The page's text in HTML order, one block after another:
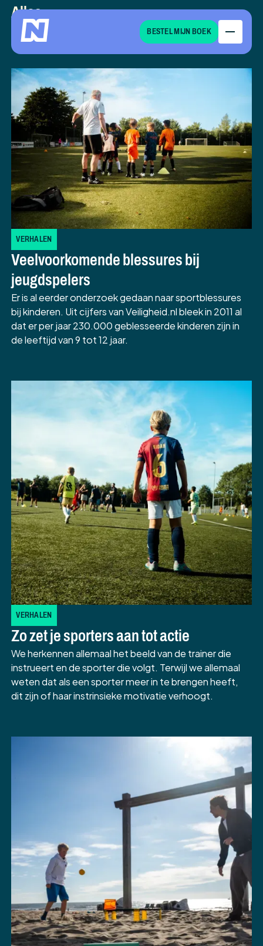
BESTEL MIJN BOEK
Alles,
Podcasts,
E-books
VERHALEN
Veelvoorkomende blessures bij
jeugdspelers
Er is al eerder onderzoek gedaan naar sportblessures
bij kinderen. Uit cijfers van Veiligheid.nl bleek in 2011 al
dat er per jaar 230.000 geblesseerde kinderen zijn in
de leeftijd van 9 tot 12 jaar.
VERHALEN
Zo zet je sporters aan tot actie
We herkennen allemaal het beeld van de trainer die
instrueert en de sporter die volgt. Terwijl we allemaal
weten dat als een sporter meer in te brengen heeft,
dit zijn of haar instrinsieke motivatie verhoogt.